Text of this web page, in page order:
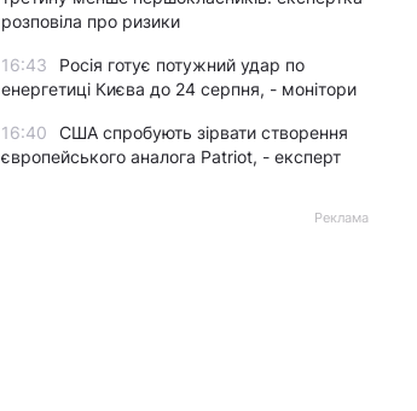
розповіла про ризики
16:43
Росія готує потужний удар по
енергетиці Києва до 24 серпня, - монітори
16:40
США спробують зірвати створення
європейського аналога Patriot, - експерт
Реклама